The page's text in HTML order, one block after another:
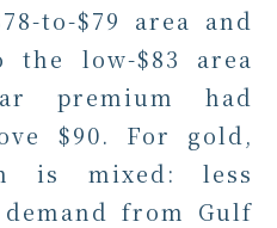
to-$79 area and
the low-$83 area
premium had
$90. For gold,
is mixed: less
from Gulf